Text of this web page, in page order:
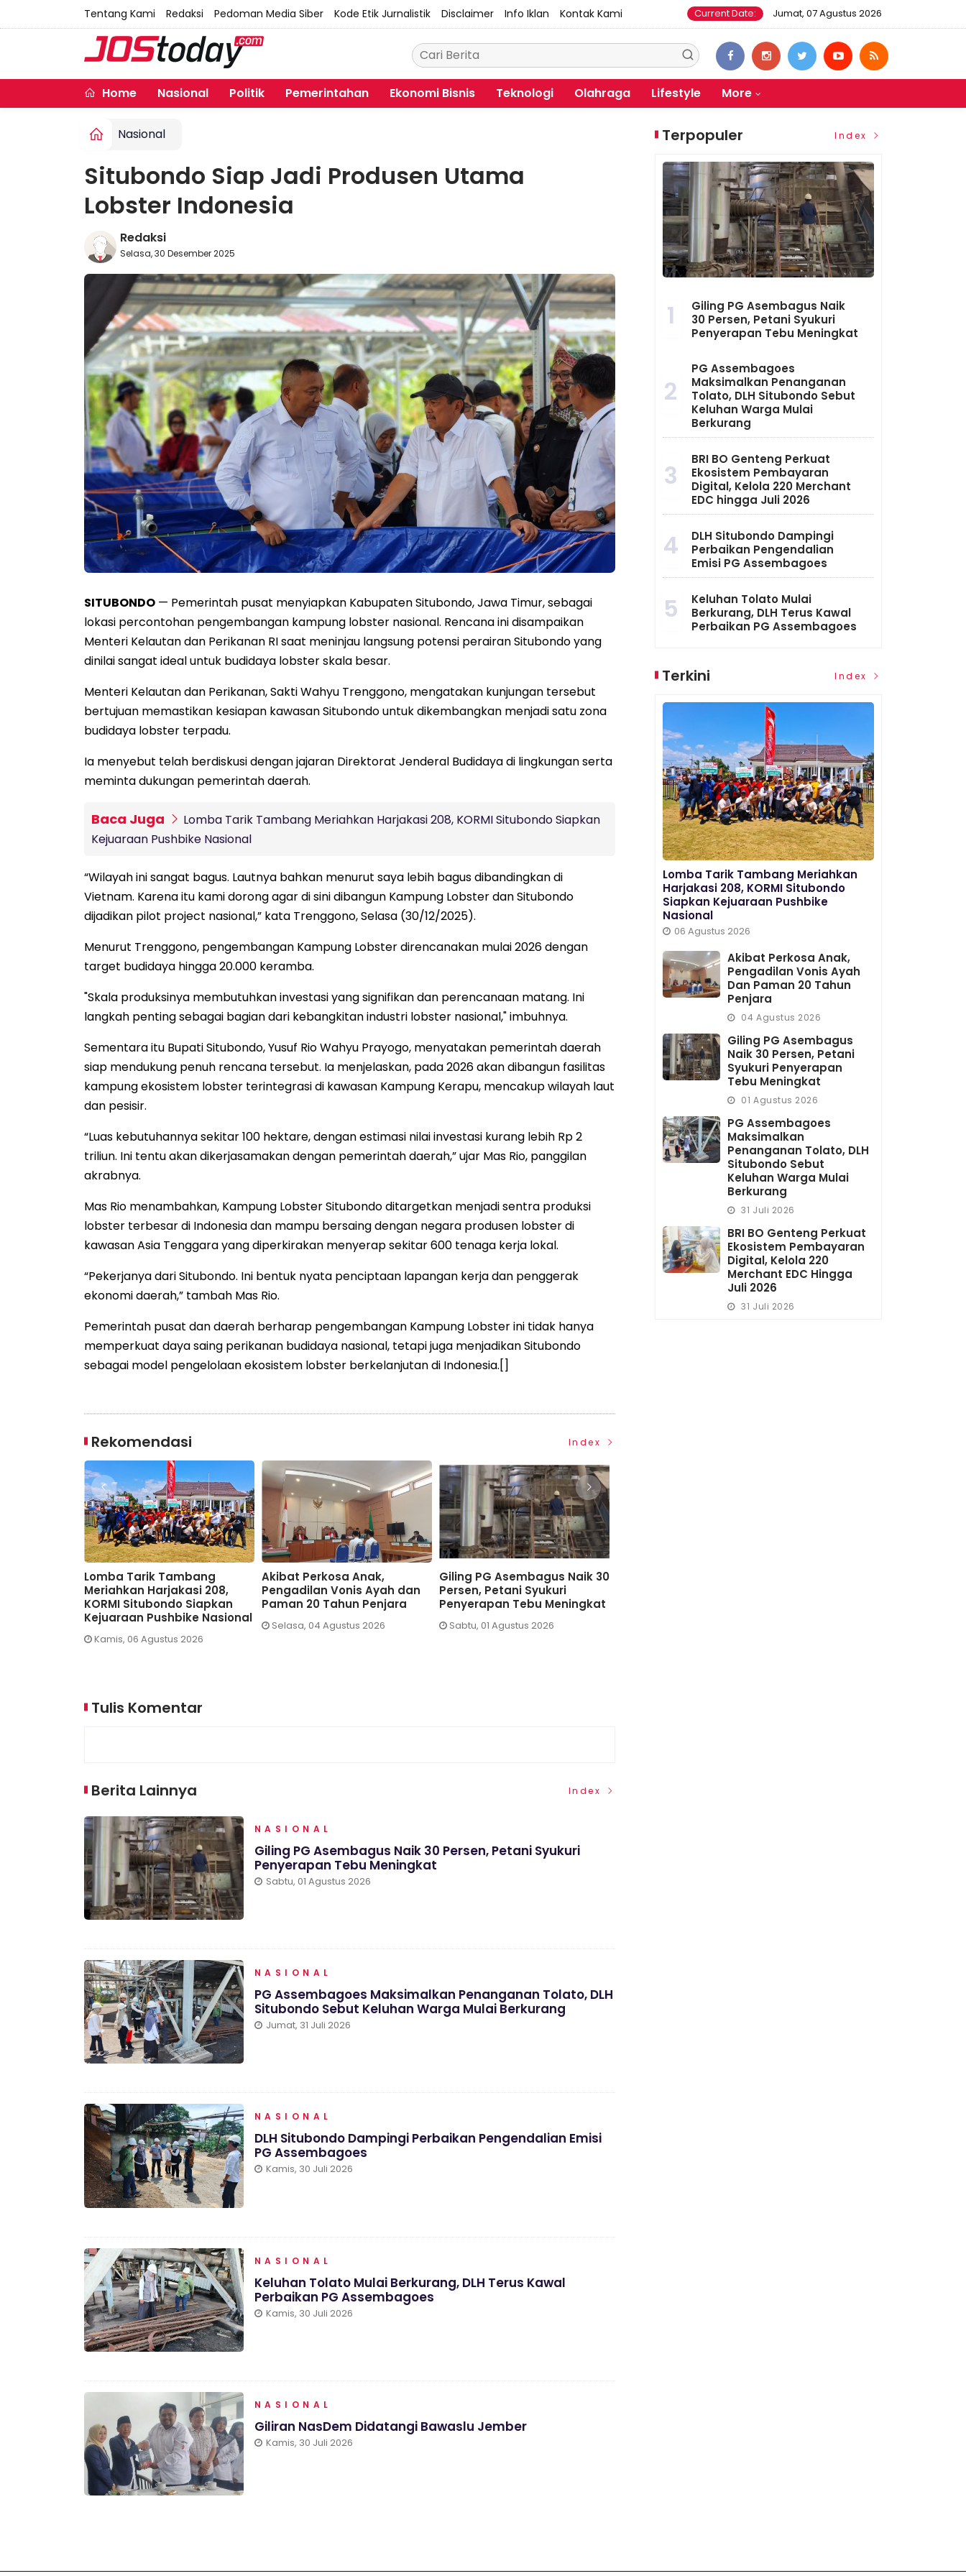
Tentang Kami Redaksi Pedoman Media Siber Kode Etik Jurnalistik Disclaimer Info Iklan Kontak Kami Current Date: Jumat, 07 Agustus 2026
Home Nasional Politik Pemerintahan Ekonomi Bisnis Teknologi Olahraga Lifestyle More
Nasional
Situbondo Siap Jadi Produsen Utama
Lobster Indonesia
Redaksi
Selasa, 30 Desember 2025
SITUBONDO — Pemerintah pusat menyiapkan Kabupaten Situbondo, Jawa Timur, sebagai
lokasi percontohan pengembangan kampung lobster nasional. Rencana ini disampaikan
Menteri Kelautan dan Perikanan RI saat meninjau langsung potensi perairan Situbondo yang
dinilai sangat ideal untuk budidaya lobster skala besar.
Menteri Kelautan dan Perikanan, Sakti Wahyu Trenggono, mengatakan kunjungan tersebut
bertujuan memastikan kesiapan kawasan Situbondo untuk dikembangkan menjadi satu zona
budidaya lobster terpadu.
Ia menyebut telah berdiskusi dengan jajaran Direktorat Jenderal Budidaya di lingkungan serta
meminta dukungan pemerintah daerah.
Baca Juga
Lomba Tarik Tambang Meriahkan Harjakasi 208, KORMI Situbondo Siapkan
Kejuaraan Pushbike Nasional
“Wilayah ini sangat bagus. Lautnya bahkan menurut saya lebih bagus dibandingkan di
Vietnam. Karena itu kami dorong agar di sini dibangun Kampung Lobster dan Situbondo
dijadikan pilot project nasional,” kata Trenggono, Selasa (30/12/2025).
Menurut Trenggono, pengembangan Kampung Lobster direncanakan mulai 2026 dengan
target budidaya hingga 20.000 keramba.
"Skala produksinya membutuhkan investasi yang signifikan dan perencanaan matang. Ini
langkah penting sebagai bagian dari kebangkitan industri lobster nasional," imbuhnya.
Sementara itu Bupati Situbondo, Yusuf Rio Wahyu Prayogo, menyatakan pemerintah daerah
siap mendukung penuh rencana tersebut. Ia menjelaskan, pada 2026 akan dibangun fasilitas
kampung ekosistem lobster terintegrasi di kawasan Kampung Kerapu, mencakup wilayah laut
dan pesisir.
“Luas kebutuhannya sekitar 100 hektare, dengan estimasi nilai investasi kurang lebih Rp 2
triliun. Ini tentu akan dikerjasamakan dengan pemerintah daerah,” ujar Mas Rio, panggilan
akrabnya.
Mas Rio menambahkan, Kampung Lobster Situbondo ditargetkan menjadi sentra produksi
lobster terbesar di Indonesia dan mampu bersaing dengan negara produsen lobster di
kawasan Asia Tenggara yang diperkirakan menyerap sekitar 600 tenaga kerja lokal.
“Pekerjanya dari Situbondo. Ini bentuk nyata penciptaan lapangan kerja dan penggerak
ekonomi daerah,” tambah Mas Rio.
Pemerintah pusat dan daerah berharap pengembangan Kampung Lobster ini tidak hanya
memperkuat daya saing perikanan budidaya nasional, tetapi juga menjadikan Situbondo
sebagai model pengelolaan ekosistem lobster berkelanjutan di Indonesia.[]
Rekomendasi Index
Lomba Tarik Tambang
Meriahkan Harjakasi 208,
KORMI Situbondo Siapkan
Kejuaraan Pushbike Nasional
Kamis, 06 Agustus 2026
Akibat Perkosa Anak,
Pengadilan Vonis Ayah dan
Paman 20 Tahun Penjara
Selasa, 04 Agustus 2026
Giling PG Asembagus Naik 30
Persen, Petani Syukuri
Penyerapan Tebu Meningkat
Sabtu, 01 Agustus 2026
Tulis Komentar
Berita Lainnya Index
NASIONAL
Giling PG Asembagus Naik 30 Persen, Petani Syukuri
Penyerapan Tebu Meningkat
Sabtu, 01 Agustus 2026
NASIONAL
PG Assembagoes Maksimalkan Penanganan Tolato, DLH
Situbondo Sebut Keluhan Warga Mulai Berkurang
Jumat, 31 Juli 2026
NASIONAL
DLH Situbondo Dampingi Perbaikan Pengendalian Emisi
PG Assembagoes
Kamis, 30 Juli 2026
NASIONAL
Keluhan Tolato Mulai Berkurang, DLH Terus Kawal
Perbaikan PG Assembagoes
Kamis, 30 Juli 2026
NASIONAL
Giliran NasDem Didatangi Bawaslu Jember
Kamis, 30 Juli 2026
Terpopuler Index
1
Giling PG Asembagus Naik
30 Persen, Petani Syukuri
Penyerapan Tebu Meningkat
2
PG Assembagoes
Maksimalkan Penanganan
Tolato, DLH Situbondo Sebut
Keluhan Warga Mulai
Berkurang
3
BRI BO Genteng Perkuat
Ekosistem Pembayaran
Digital, Kelola 220 Merchant
EDC hingga Juli 2026
4
DLH Situbondo Dampingi
Perbaikan Pengendalian
Emisi PG Assembagoes
5
Keluhan Tolato Mulai
Berkurang, DLH Terus Kawal
Perbaikan PG Assembagoes
Terkini Index
Lomba Tarik Tambang Meriahkan
Harjakasi 208, KORMI Situbondo
Siapkan Kejuaraan Pushbike
Nasional
06 Agustus 2026
Akibat Perkosa Anak,
Pengadilan Vonis Ayah
Dan Paman 20 Tahun
Penjara
04 Agustus 2026
Giling PG Asembagus
Naik 30 Persen, Petani
Syukuri Penyerapan
Tebu Meningkat
01 Agustus 2026
PG Assembagoes
Maksimalkan
Penanganan Tolato, DLH
Situbondo Sebut
Keluhan Warga Mulai
Berkurang
31 Juli 2026
BRI BO Genteng Perkuat
Ekosistem Pembayaran
Digital, Kelola 220
Merchant EDC Hingga
Juli 2026
31 Juli 2026